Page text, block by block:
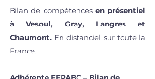
Bilan de compétences en présentiel
à Vesoul, Gray, Langres et
Chaumont. En distanciel sur toute la
France.